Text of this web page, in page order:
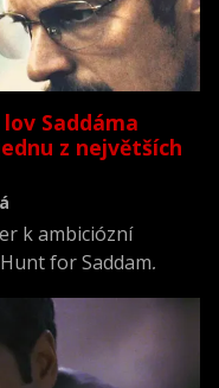
Saddáma
z největších
k ambiciózní
for Saddam,